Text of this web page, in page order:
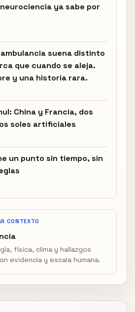
ya sabe por
suena distinto
que cuando se aleja.
y una historia rara.
China y Francia, dos
soles artificiales
un punto sin tiempo, sin
CONTEXTO
física, clima y hallazgos
evidencia y escala humana.